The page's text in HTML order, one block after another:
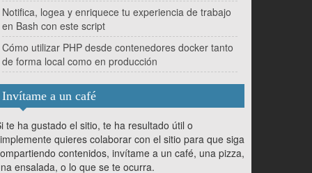
Notifica, logea y enriquece tu experiencia de trabajo
en Bash con este script
Cómo utilizar PHP desde contenedores docker tanto
de forma local como en producción
Invítame a un café
te ha gustado el sitio, te ha resultado útil o
quieres colaborar con el sitio para que siga
contenidos, invítame a un café, una pizza,
ensalada, o lo que se te ocurra.